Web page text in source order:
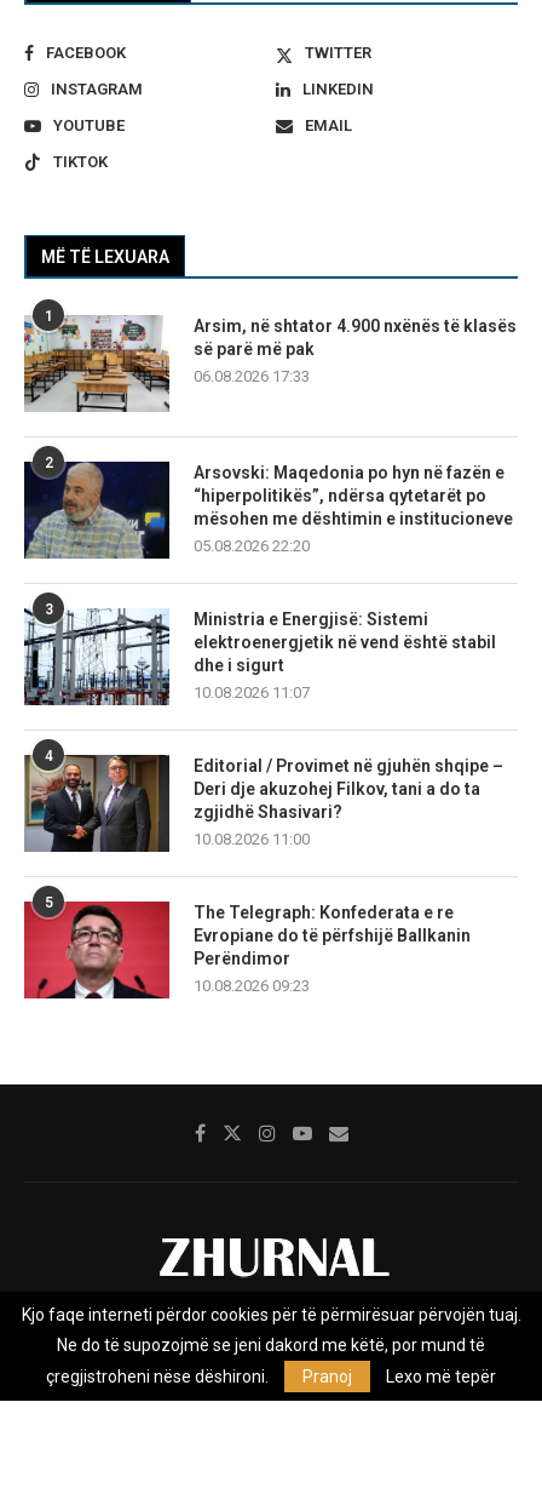
FACEBOOK
TWITTER
INSTAGRAM
LINKEDIN
YOUTUBE
EMAIL
TIKTOK
MË TË LEXUARA
1
Arsim, në shtator 4.900 nxënës të klasës
së parë më pak
06.08.2026 17:33
2
Arsovski: Maqedonia po hyn në fazën e
“hiperpolitikës”, ndërsa qytetarët po
mësohen me dështimin e institucioneve
05.08.2026 22:20
3
Ministria e Energjisë: Sistemi
elektroenergjetik në vend është stabil
dhe i sigurt
10.08.2026 11:07
4
Editorial / Provimet në gjuhën shqipe –
Deri dje akuzohej Filkov, tani a do ta
zgjidhë Shasivari?
10.08.2026 11:00
5
The Telegraph: Konfederata e re
Evropiane do të përfshijë Ballkanin
Perëndimor
10.08.2026 09:23
Rreth nesh Impresumi Marketing
Kontakt
Privacy Policy
Zhurnal.mk është Agjenci e Lajmeve e pavarur, e themeluar në vitin
Kjo faqe interneti përdor cookies për të përmirësuar përvojën tuaj.
Ne do të supozojmë se jeni dakord me këtë, por mund të
çregjistroheni nëse dëshironi.
Pranoj Lexo më tepër